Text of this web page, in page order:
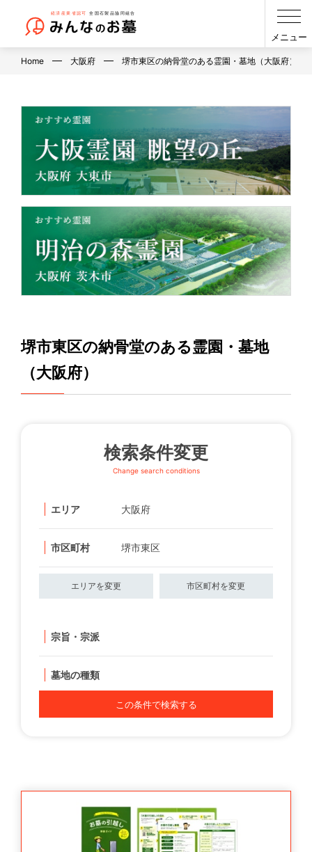
メニュー
Home 大阪府 堺市東区の納骨堂のある霊園・墓地（大阪府）
堺市東区の納骨堂のある霊園・墓地
（大阪府）
検索条件変更
Change search conditions
エリア 大阪府
市区町村 堺市東区
エリアを変更 市区町村を変更
宗旨・宗派
墓地の種類
この条件で検索する